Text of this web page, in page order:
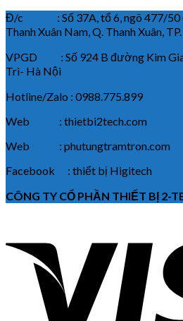
Đ/c : Số 37A, tổ 6, ngõ 477/50
Thanh Xuân Nam, Q. Thanh Xuân,
VPGD : Số 924 B đường Kim
Trì- Hà Nội
Hotline/Zalo : 0988.775.899
Web : thietbi2tech.com
Web : phutungtramtron.com
Facebook : thiết bị Higitech
CÔNG TY CỔ PHẦN THIẾT BỊ 2-